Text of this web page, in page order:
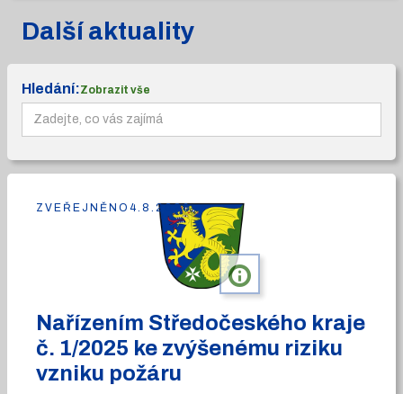
Další aktuality
Hledání:Zobrazit vše
info
Nařízením Středočeského kraje
č. 1/2025 ke zvýšenému riziku
vzniku požáru
ZVEŘEJNĚNO 4.8.2026